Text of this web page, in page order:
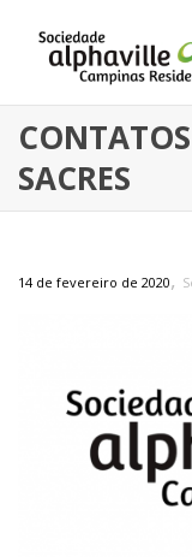
SACRES
14 de fevereiro de 2020,